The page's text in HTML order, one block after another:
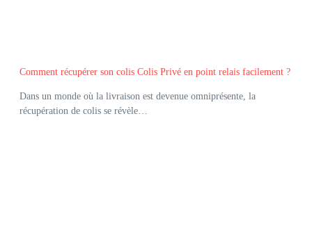
Comment récupérer son colis Colis Privé en point relais facilement ?
Dans un monde où la livraison est devenue omniprésente, la
récupération de colis se révèle…